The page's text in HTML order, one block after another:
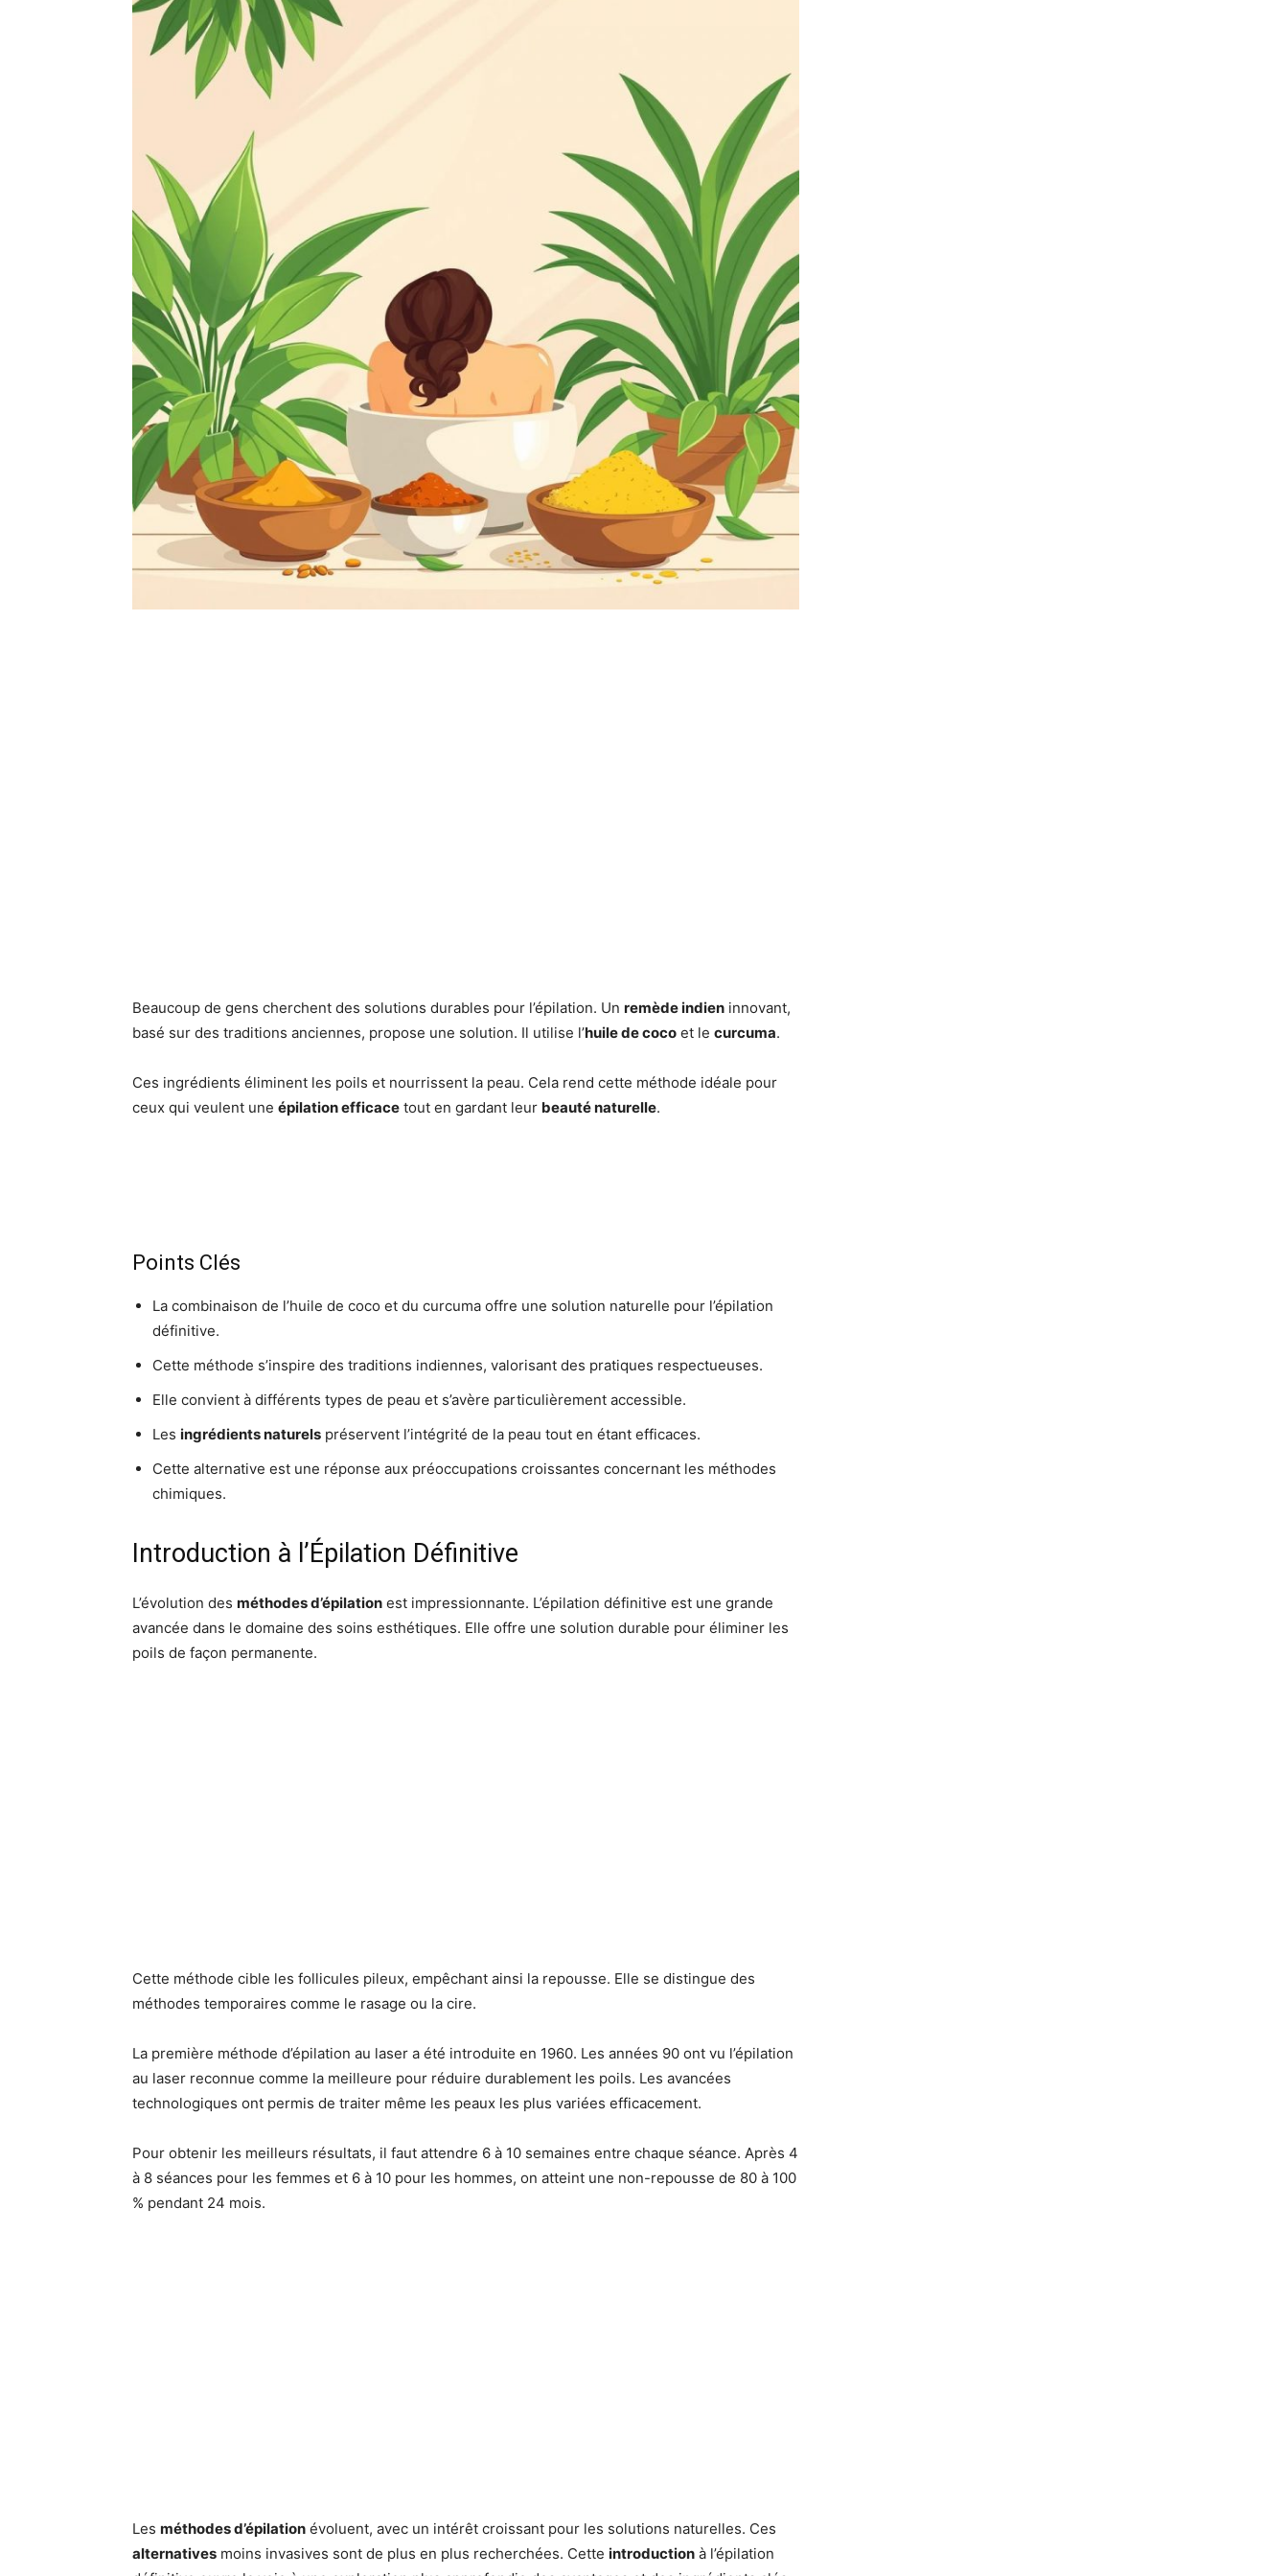
Beaucoup de gens cherchent des solutions durables pour l’épilation. Un remède indien innovant,
basé sur des traditions anciennes, propose une solution. Il utilise l’huile de coco et le curcuma.
Ces ingrédients éliminent les poils et nourrissent la peau. Cela rend cette méthode idéale pour
ceux qui veulent une épilation efficace tout en gardant leur beauté naturelle.
Points Clés
La combinaison de l’huile de coco et du curcuma offre une solution naturelle pour l’épilation
définitive.
Cette méthode s’inspire des traditions indiennes, valorisant des pratiques respectueuses.
Elle convient à différents types de peau et s’avère particulièrement accessible.
Les ingrédients naturels préservent l’intégrité de la peau tout en étant efficaces.
Cette alternative est une réponse aux préoccupations croissantes concernant les méthodes
chimiques.
Introduction à l’Épilation Définitive
L’évolution des méthodes d’épilation est impressionnante. L’épilation définitive est une grande
avancée dans le domaine des soins esthétiques. Elle offre une solution durable pour éliminer les
poils de façon permanente.
Cette méthode cible les follicules pileux, empêchant ainsi la repousse. Elle se distingue des
méthodes temporaires comme le rasage ou la cire.
La première méthode d’épilation au laser a été introduite en 1960. Les années 90 ont vu l’épilation
au laser reconnue comme la meilleure pour réduire durablement les poils. Les avancées
technologiques ont permis de traiter même les peaux les plus variées efficacement.
Pour obtenir les meilleurs résultats, il faut attendre 6 à 10 semaines entre chaque séance. Après 4
à 8 séances pour les femmes et 6 à 10 pour les hommes, on atteint une non-repousse de 80 à 100
% pendant 24 mois.
Les méthodes d’épilation évoluent, avec un intérêt croissant pour les solutions naturelles. Ces
alternatives moins invasives sont de plus en plus recherchées. Cette introduction à l’épilation